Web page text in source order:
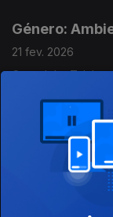
Género:
21 fev. 2026
Com: John Talabot
Soundsystem ;
Frivolous ; Vegyn
Género: Deep
14 fev. 2026
Com: Rodriguez